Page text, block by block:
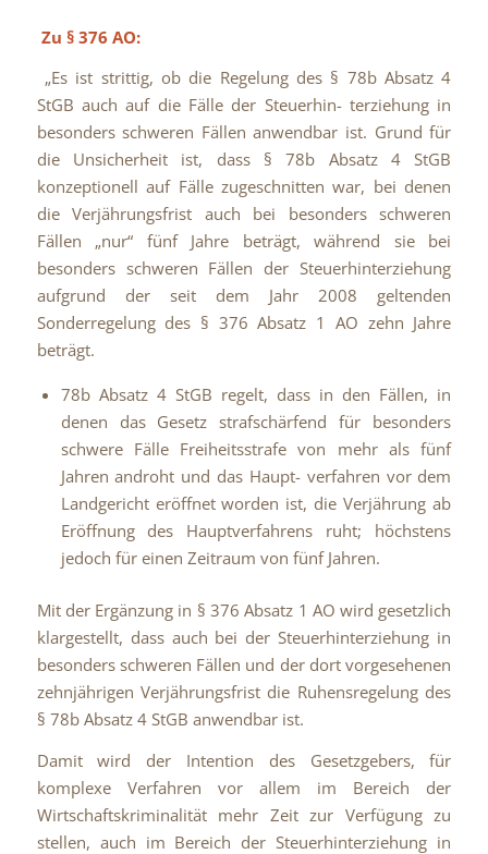
Zu § 376 AO:
„Es ist strittig, ob die Regelung des § 78b Absatz 4
StGB auch auf die Fälle der Steuerhin- terziehung in
besonders schweren Fällen anwendbar ist. Grund für
die Unsicherheit ist, dass § 78b Absatz 4 StGB
konzeptionell auf Fälle zugeschnitten war, bei denen
die Verjährungsfrist auch bei besonders schweren
Fällen „nur“ fünf Jahre beträgt, während sie bei
besonders schweren Fällen der Steuerhinterziehung
aufgrund der seit dem Jahr 2008 geltenden
Sonderregelung des § 376 Absatz 1 AO zehn Jahre
beträgt.
78b Absatz 4 StGB regelt, dass in den Fällen, in
denen das Gesetz strafschärfend für besonders
schwere Fälle Freiheitsstrafe von mehr als fünf
Jahren androht und das Haupt- verfahren vor dem
Landgericht eröffnet worden ist, die Verjährung ab
Eröffnung des Hauptverfahrens ruht; höchstens
jedoch für einen Zeitraum von fünf Jahren.
Mit der Ergänzung in § 376 Absatz 1 AO wird gesetzlich
klargestellt, dass auch bei der Steuerhinterziehung in
besonders schweren Fällen und der dort vorgesehenen
zehnjährigen Verjährungsfrist die Ruhensregelung des
§ 78b Absatz 4 StGB anwendbar ist.
Damit wird der Intention des Gesetzgebers, für
komplexe Verfahren vor allem im Bereich der
Wirtschaftskriminalität mehr Zeit zur Verfügung zu
stellen, auch im Bereich der Steuerhinterziehung in